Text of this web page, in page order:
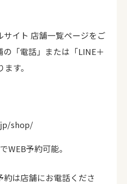
サイト 店舗一覧ページをご
「電話」または「LINE＋
す。
shop/
WEB予約可能。
約は店舗にお電話くださ